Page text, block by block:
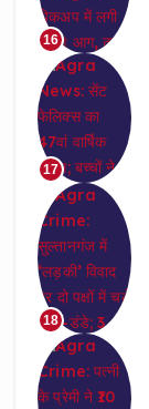
16
17
18